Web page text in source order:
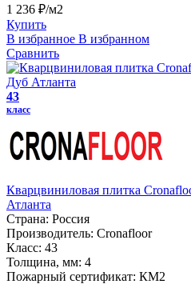
1 236 ₽/м2
Купить
В избранное В избранном
Сравнить
43
класс
Кварцвиниловая плитка
Атланта
Страна: Россия
Производитель: Cronafloor
Класс: 43
Толщина, мм: 4
Пожарный сертификат: КМ2